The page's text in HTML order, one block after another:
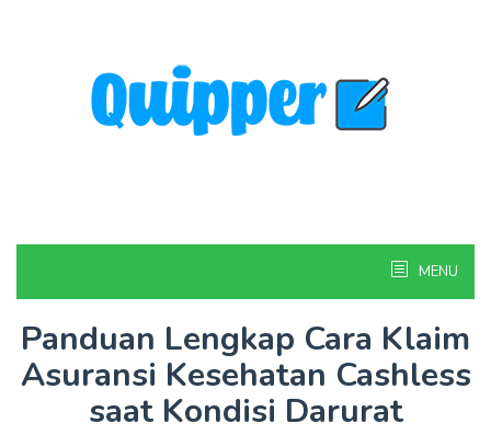
MENU
Panduan Lengkap Cara Klaim
Asuransi Kesehatan Cashless
saat Kondisi Darurat